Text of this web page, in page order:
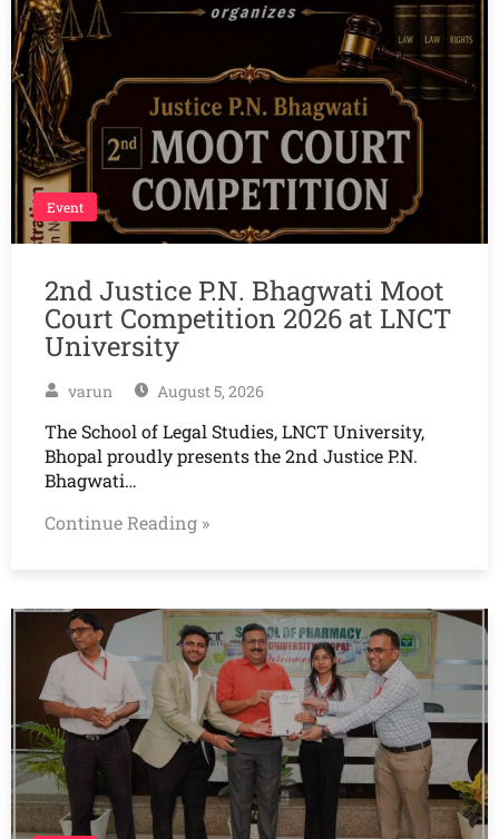
Event
2nd Justice P.N. Bhagwati Moot
Court Competition 2026 at LNCT
University
varun August 5, 2026
The School of Legal Studies, LNCT University,
Bhopal proudly presents the 2nd Justice P.N.
Bhagwati…
Continue Reading »